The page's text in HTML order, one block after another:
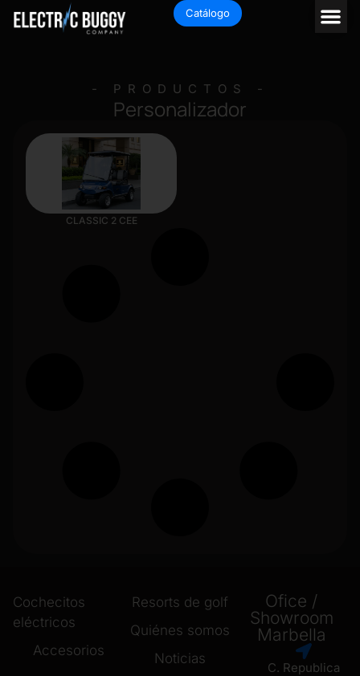
Catálogo
- PRODUCTOS -
Personalizador
CLASSIC 2 CEE
Cochecitos
eléctricos
Accesorios
Resorts de golf
Quiénes somos
Noticias
Ofice /
Showroom
Marbella
C. Republica